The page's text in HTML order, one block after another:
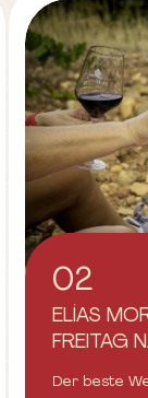
02
ELÍAS
FREITAG
Der beste